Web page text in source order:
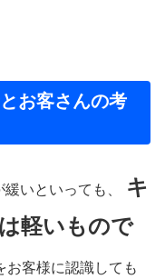
お客さんの考
いといっても、
キ
軽いもので
お客様に認識しても